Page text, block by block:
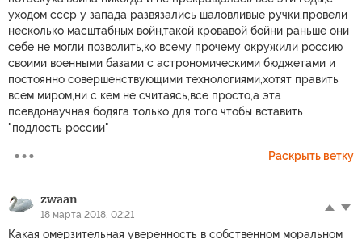
уходом ссср у запада развязались шаловливые ручки,провели
несколько масштабных войн,такой кровавой бойни раньше они
себе не могли позволить,ко всему прочему окружили россию
своими военными базами с астрономическими бюджетами и
постоянно совершенствующими технологиями,хотят править
всем миром,ни с кем не считаясь,все просто,а эта
псевдонаучная бодяга только для того чтобы вставить
"подлость россии"
Раскрыть ветку
zwaan
18 марта 2018, 02:21
Какая омерзительная уверенность в собственном моральном